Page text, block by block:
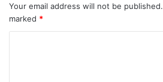
Your email address will not be published.
marked *